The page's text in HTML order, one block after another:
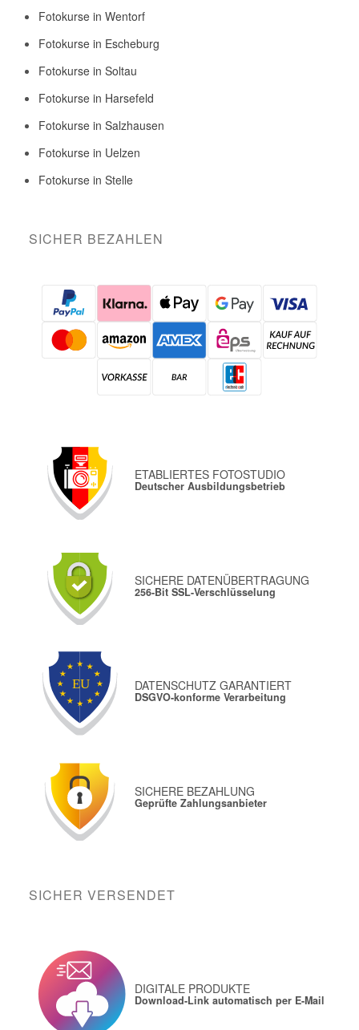
Fotokurse in Wentorf
Fotokurse in Escheburg
Fotokurse in Soltau
Fotokurse in Harsefeld
Fotokurse in Salzhausen
Fotokurse in Uelzen
Fotokurse in Stelle
SICHER BEZAHLEN
ETABLIERTES FOTOSTUDIO
Deutscher Ausbildungsbetrieb
SICHERE DATENÜBERTRAGUNG
256-Bit SSL-Verschlüsselung
DATENSCHUTZ GARANTIERT
DSGVO-konforme Verarbeitung
SICHERE BEZAHLUNG
Geprüfte Zahlungsanbieter
SICHER VERSENDET
DIGITALE PRODUKTE
Download-Link automatisch per E-Mail